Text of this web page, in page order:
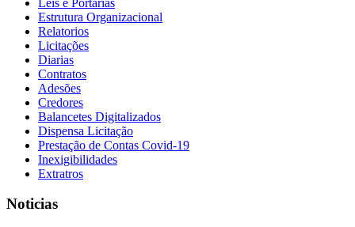
Estrutura Organizacional
Relatorios
Licitações
Diarias
Contratos
Adesões
Credores
Balancetes Digitalizados
Dispensa Licitação
Prestação de Contas Covid-19
Inexigibilidades
Extratros
Noticias